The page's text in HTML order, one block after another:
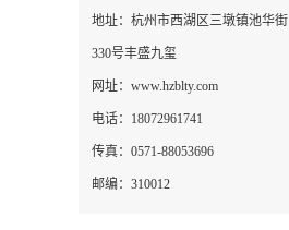
地址： 杭州市西湖区三墩镇池华街
330号丰盛九玺
网址： www.hzblty.com
电话： 18072961741
传真： 0571-88053696
邮编： 310012